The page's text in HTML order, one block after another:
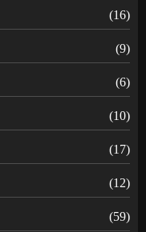
(16)
(9)
(6)
(10)
(17)
(12)
(59)